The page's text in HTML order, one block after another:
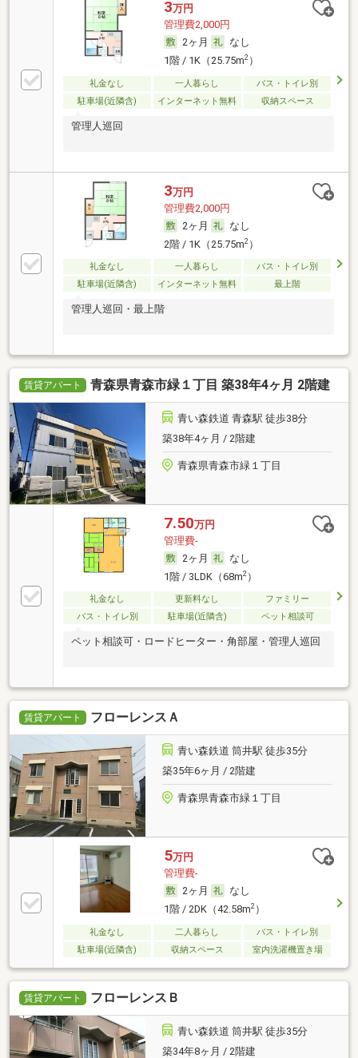
3万円
管理費2,000円
2ヶ月
なし
1階 / 1K（25.75m2）
礼金なし 一人暮らし
バス・トイレ別
駐車場(近隣含)
インターネット無料 収納スペース
管理人巡回
3万円
管理費2,000円
2ヶ月
なし
2階 / 1K（25.75m2）
礼金なし 一人暮らし
バス・トイレ別
駐車場(近隣含)
インターネット無料 最上階
管理人巡回・最上階
賃貸アパート 青森県青森市緑１丁目 築38年4ヶ月 2階建
青い森鉄道 青森駅 徒歩38分
築38年4ヶ月 / 2階建
青森県青森市緑１丁目
7.50万円
管理費-
2ヶ月
なし
1階 / 3LDK（68m2）
礼金なし 更新料なし
ファミリー
バス・トイレ別
駐車場(近隣含) ペット相談可
ペット相談可・ロードヒーター・角部屋・管理人巡回
賃貸アパート フローレンスＡ
青い森鉄道 筒井駅 徒歩35分
築35年6ヶ月 / 2階建
青森県青森市緑１丁目
5万円
管理費-
2ヶ月
なし
1階 / 2DK（42.58m2）
礼金なし 二人暮らし
バス・トイレ別
駐車場(近隣含)
収納スペース 室内洗濯機置き場
賃貸アパート フローレンスＢ
青い森鉄道 筒井駅 徒歩35分
築34年8ヶ月 / 2階建